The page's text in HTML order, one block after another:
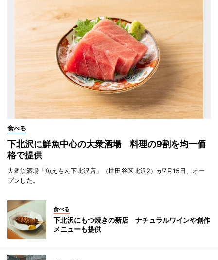
食べる
下北沢に鮮魚中心の大衆酒場 料理の9割を均一価
格で提供
大衆魚酒場「魚えもん下北沢店」（世田谷区北沢2）が7月15日、オー
プンした。
食べる
下北沢にもつ焼きの新店 ナチュラルワインや創作
メニューも提供